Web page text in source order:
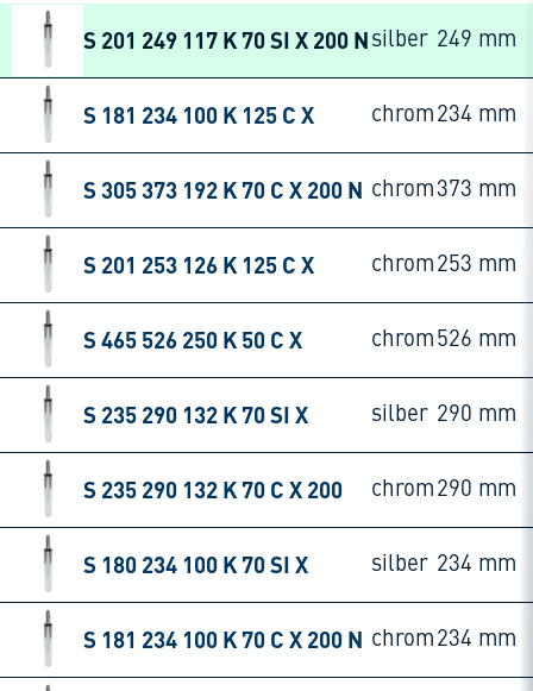
S 201 249 117 K 70 SI X 200 N silber 249 mm
S 181 234 100 K 125 C X chrom 234 mm
S 305 373 192 K 70 C X 200 N chrom373 mm
S 201 253 126 K 125 C X chrom 253 mm
S 465 526 250 K 50 C X chrom 526 mm
S 235 290 132 K 70 SI X silber 290 mm
S 235 290 132 K 70 C X 200 chrom 290 mm
S 180 234 100 K 70 SI X silber 234 mm
S 181 234 100 K 70 C X 200 N chrom 234 mm